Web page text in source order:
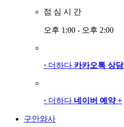
점 심 시 간
오후 1:00 - 오후 2:00
· 더하다 카카오톡 상담
· 더하다 네이버 예약 +
구안와사